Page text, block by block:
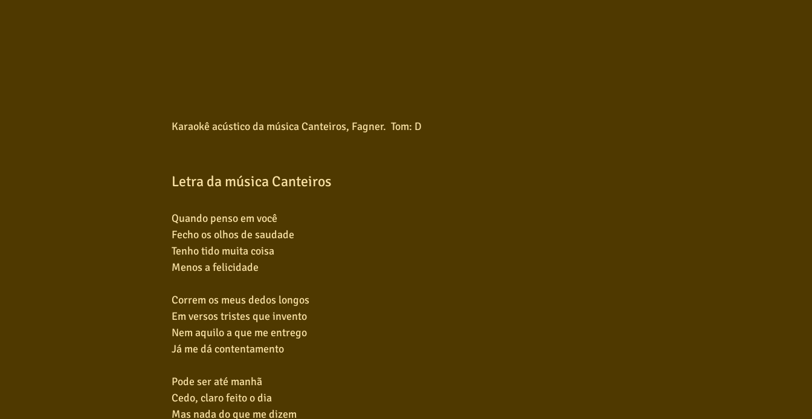
Karaokê acústico da música Canteiros, Fagner.  Tom: D
Letra da música Canteiros
Quando penso em você
Fecho os olhos de saudade
Tenho tido muita coisa
Menos a felicidade
Correm os meus dedos longos
Em versos tristes que invento
Nem aquilo a que me entrego
Já me dá contentamento
Pode ser até manhã
Cedo, claro feito o dia
Mas nada do que me dizem